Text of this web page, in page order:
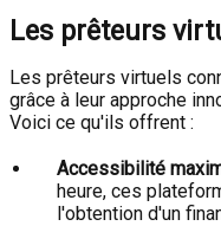
Les prêteurs
Les prêteurs virtuels
grâce à leur approche
Voici ce qu'ils offrent :
Accessibilité
heure, ces
l'obtention d'un